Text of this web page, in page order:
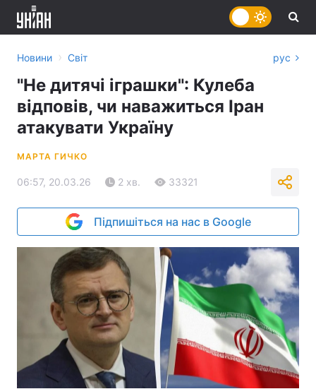
Новини › Світ рус
"Не дитячі іграшки": Кулеба
відповів, чи наважиться Іран
атакувати Україну
МАРТА ГИЧКО
06:57, 20.03.26 2 хв. 33321
Підпишіться на нас в Google